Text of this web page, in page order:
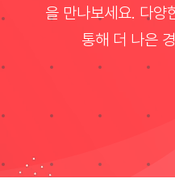
이벤트 & 세미나
블로그
자료실
기술지원
을 만나보세요. 다양
통해 더 나은